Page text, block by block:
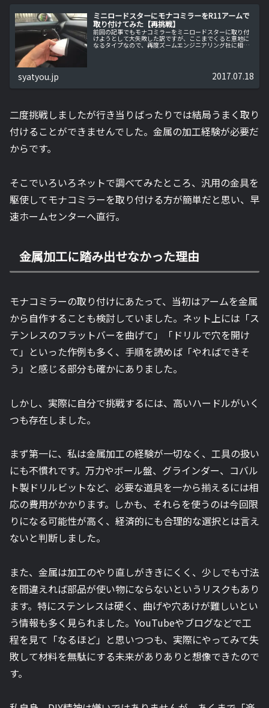
ミニロードスターにモナコミラーをR11アームで
取り付けてみた【再挑戦】
前回の記事でもモナコミラーをミニロードスターに取り付
けようとして大失敗した訳ですが、ここまでくると意地に
なるタイプなので、再度ズームエンジニアリング社に相談
syatyou.jp 2017.07.18
二度挑戦しましたが行き当りばったりでは結局うまく取り
付けることができませんでした。金属の加工経験が必要だ
からです。
そこでいろいろネットで調べてみたところ、汎用の金具を
駆使してモナコミラーを取り付ける方が簡単だと思い、早
速ホームセンターへ直行。
金属加工に踏み出せなかった理由
モナコミラーの取り付けにあたって、当初はアームを金属
から自作することも検討していました。ネット上には「ス
テンレスのフラットバーを曲げて」「ドリルで穴を開け
て」といった作例も多く、手順を読めば「やればできそ
う」と感じる部分も確かにありました。
しかし、実際に自分で挑戦するには、高いハードルがいく
つも存在しました。
まず第一に、私は金属加工の経験が一切なく、工具の扱い
にも不慣れです。万力やボール盤、グラインダー、コバル
ト製ドリルビットなど、必要な道具を一から揃えるには相
応の費用がかかります。しかも、それらを使うのは今回限
りになる可能性が高く、経済的にも合理的な選択とは言え
ないと判断しました。
また、金属は加工のやり直しがききにくく、少しでも寸法
を間違えれば部品が使い物にならないというリスクもあり
ます。特にステンレスは硬く、曲げや穴あけが難しいとい
う情報も多く見られました。YouTubeやブログなどで工
程を見て「なるほど」と思いつつも、実際にやってみて失
敗して材料を無駄にする未来がありありと想像できたので
す。